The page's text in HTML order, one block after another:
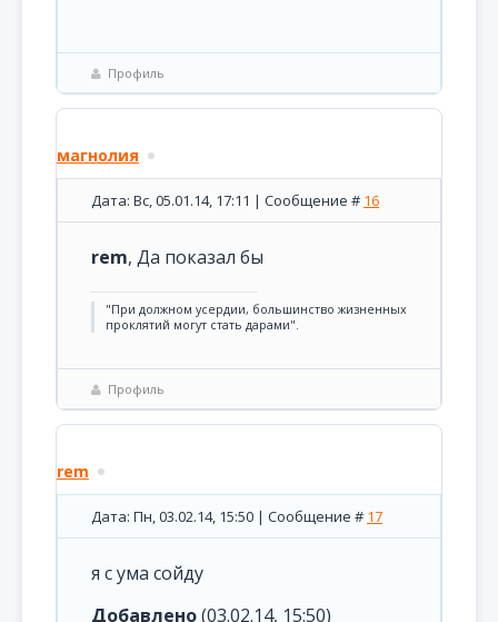
Профиль
магнолия
Дата: Вс, 05.01.14, 17:11 | Сообщение # 16
rem, Да показал бы
"При должном усердии, большинство жизненных
проклятий могут стать дарами".
Профиль
rem
Дата: Пн, 03.02.14, 15:50 | Сообщение # 17
я с ума сойду
Добавлено(03.02.14, 15:50)